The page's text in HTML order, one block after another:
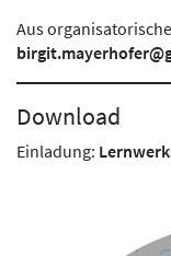
Aus
Download
Einladung: